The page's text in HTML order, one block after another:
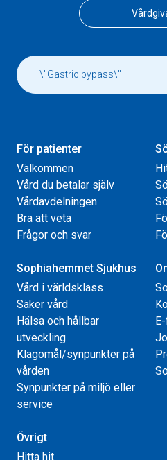
För patienter
Välkommen
Vård du betalar själv
Vårdavdelningen
Bra att veta
Frågor och svar
Sophiahemmet Sjukhus
Vård i världsklass
Säker vård
Hälsa och hållbar
utveckling
Klagomål/synpunkter på
vården
Synpunkter på miljö eller
service
Övrigt
Hitta hit